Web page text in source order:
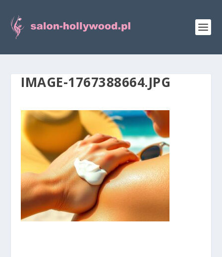
IMAGE-1767388664.JPG